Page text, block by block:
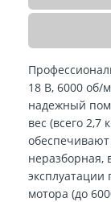
18 В, 6000 об/
надежный
вес (всего 2,7
неразборная,
мотора (до